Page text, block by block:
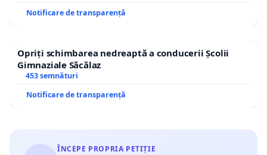
Notificare de transparență
Opriți schimbarea nedreaptă a conducerii Școlii
Gimnaziale Săcălaz
453 semnături
Notificare de transparență
ÎNCEPE PROPRIA PETIȚIE